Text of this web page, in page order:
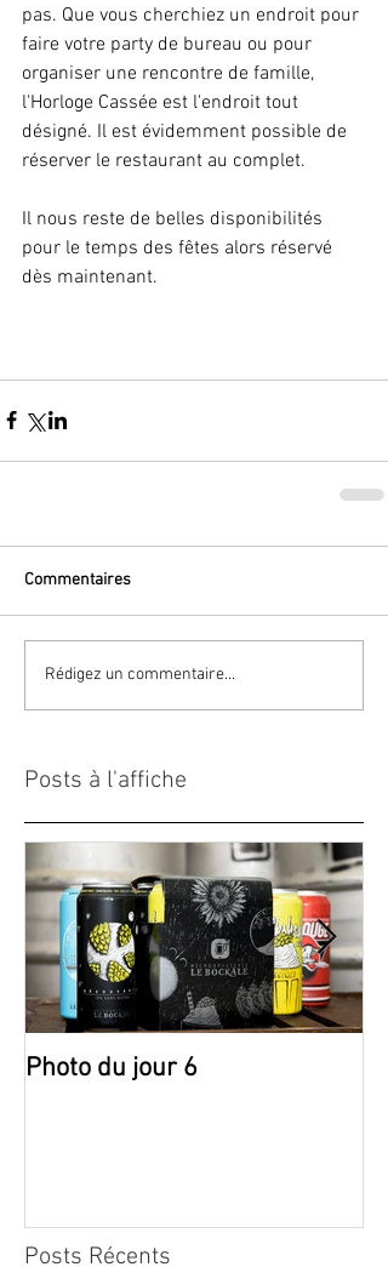
pas. Que vous cherchiez un endroit pour
faire votre party de bureau ou pour
organiser une rencontre de famille,
l'Horloge Cassée est l'endroit tout
désigné. Il est évidemment possible de
réserver le restaurant au complet.
Il nous reste de belles disponibilités
pour le temps des fêtes alors réservé
dès maintenant.
Commentaires
Rédigez un commentaire...
Posts à l'affiche
Photo du jour 6
Posts Récents